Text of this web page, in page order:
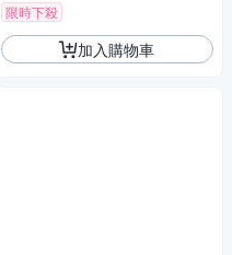
限時下殺
加入購物車